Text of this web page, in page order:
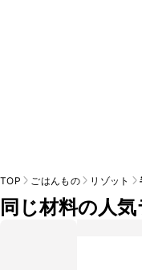
TOP ごはんもの リゾット
同じ材料の人